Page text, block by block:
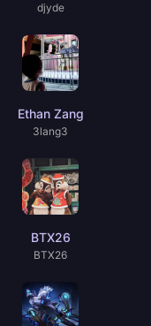
djyde
Ethan Zang
3lang3
BTX26
BTX26